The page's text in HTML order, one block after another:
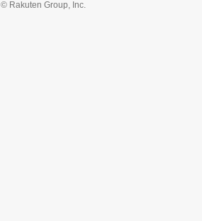
© Rakuten Group, Inc.